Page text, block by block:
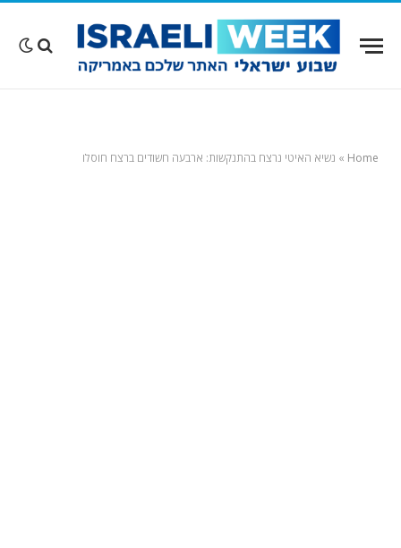
Home
» נשיא האיטי נרצח בהתנקשות: ארבעה חשודים ברצח חוסלו